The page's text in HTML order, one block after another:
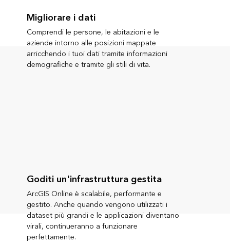
Migliorare i dati
Comprendi le persone, le abitazioni e le
aziende intorno alle posizioni mappate
arricchendo i tuoi dati tramite informazioni
demografiche e tramite gli stili di vita.
Goditi un'infrastruttura gestita
ArcGIS Online è scalabile, performante e
gestito. Anche quando vengono utilizzati i
dataset più grandi e le applicazioni diventano
virali, continueranno a funzionare
perfettamente.